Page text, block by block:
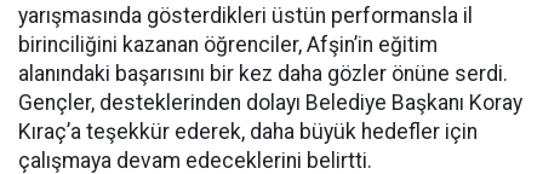
yarışmasında gösterdikleri üstün performansla il
birinciliğini kazanan öğrenciler, Afşin’in eğitim
alanındaki başarısını bir kez daha gözler önüne serdi.
Gençler, desteklerinden dolayı Belediye Başkanı Koray
Kıraç’a teşekkür ederek, daha büyük hedefler için
çalışmaya devam edeceklerini belirtti.